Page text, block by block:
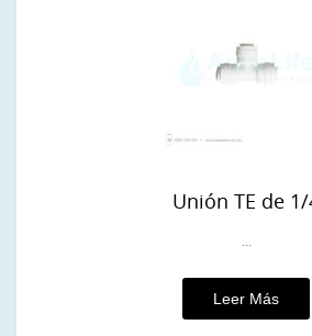
Unión TE de
...
Leer Más